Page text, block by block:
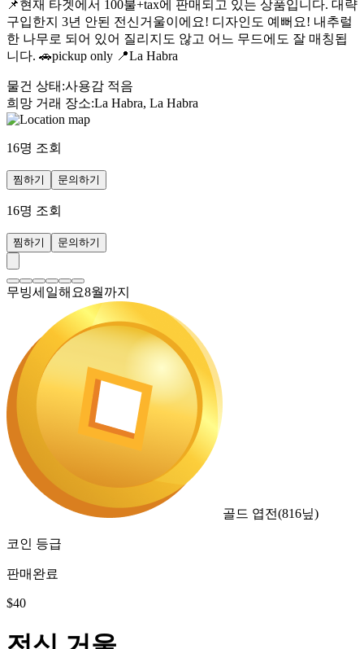
📌현재 타겟에서 100불+tax에 판매되고 있는 상품입니다. 대략
구입한지 3년 안된 전신거울이에요! 디자인도 예뻐요! 내추럴
한 나무로 되어 있어 질리지도 않고 어느 무드에도 잘 매칭됩
니다. 🚗pickup only 📍La Habra
물건 상태 :사용감 적음
희망 거래 장소:La Habra, La Habra
16명 조회
찜하기 문의하기
16명 조회
찜하기 문의하기
무빙세일해요8월까지
골드 엽전(816닢)
코인 등급
판매완료
$40